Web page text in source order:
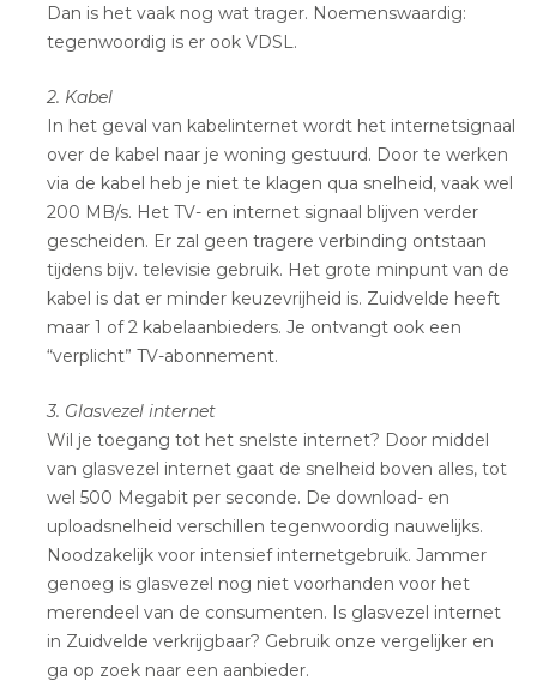
Dan is het vaak nog wat trager. Noemenswaardig:
tegenwoordig is er ook VDSL.
2. Kabel
In het geval van kabelinternet wordt het internetsignaal
over de kabel naar je woning gestuurd. Door te werken
via de kabel heb je niet te klagen qua snelheid, vaak wel
200 MB/s. Het TV- en internet signaal blijven verder
gescheiden. Er zal geen tragere verbinding ontstaan
tijdens bijv. televisie gebruik. Het grote minpunt van de
kabel is dat er minder keuzevrijheid is. Zuidvelde heeft
maar 1 of 2 kabelaanbieders. Je ontvangt ook een
“verplicht” TV-abonnement.
3. Glasvezel internet
Wil je toegang tot het snelste internet? Door middel
van glasvezel internet gaat de snelheid boven alles, tot
wel 500 Megabit per seconde. De download- en
uploadsnelheid verschillen tegenwoordig nauwelijks.
Noodzakelijk voor intensief internetgebruik. Jammer
genoeg is glasvezel nog niet voorhanden voor het
merendeel van de consumenten. Is glasvezel internet
in Zuidvelde verkrijgbaar? Gebruik onze vergelijker en
ga op zoek naar een aanbieder.